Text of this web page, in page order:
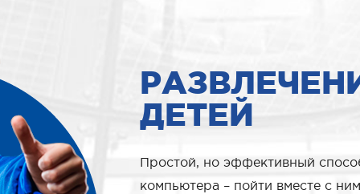
ДЕТЕЙ
Простой, но эффективный
компьютера – пойти вместе с